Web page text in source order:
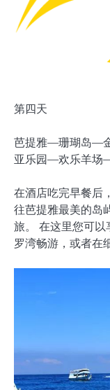
第四天
芭提雅—珊瑚岛—
亚乐园—欢乐羊场
在酒店吃完早餐后
往芭提雅最美的岛
旅。 在这里您可
罗湾畅游，或者在